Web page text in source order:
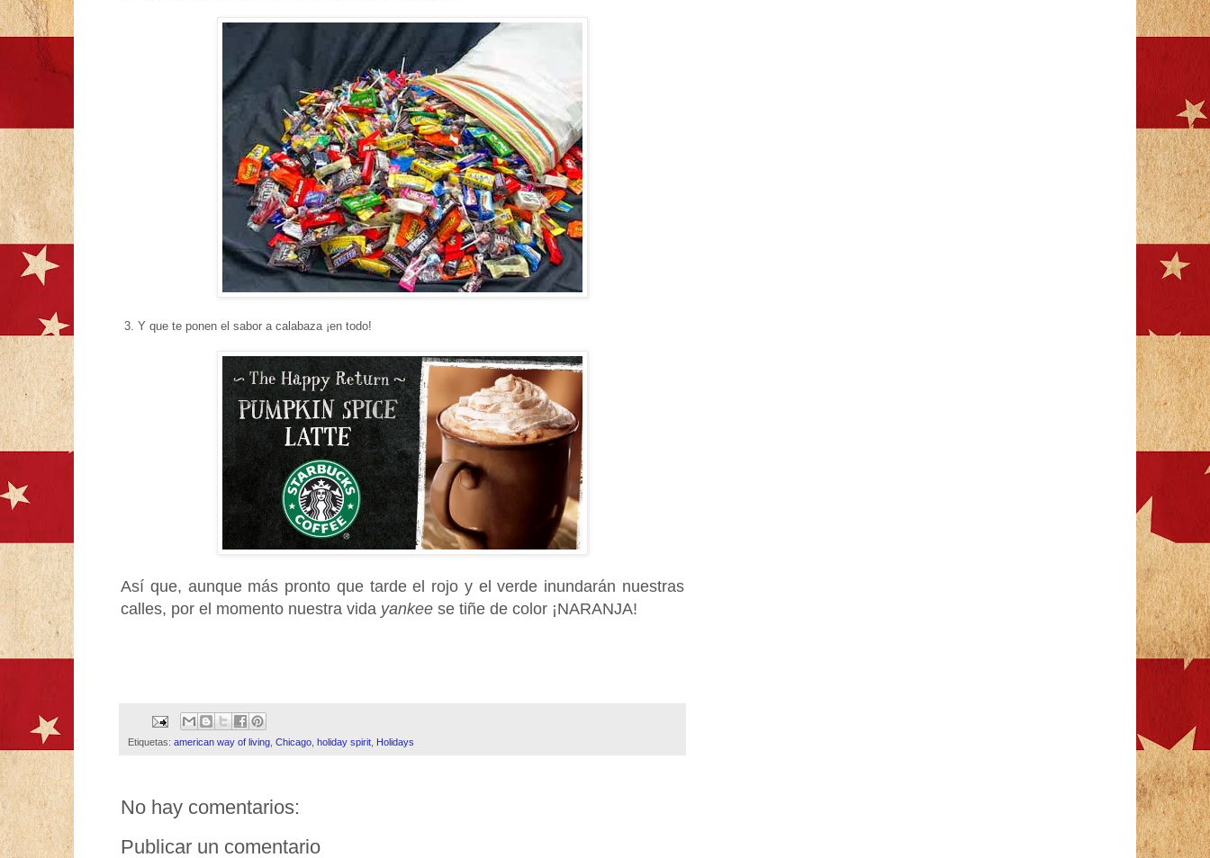
3. Y que te ponen el sabor a calabaza ¡en todo!
Así que, aunque más pronto que tarde el rojo y el verde inundarán nuestras
calles, por el momento nuestra vida yankee se tiñe de color ¡NARANJA!
Etiquetas: american way of living Chicago holiday spirit Holidays
No hay comentarios:
Publicar un comentario